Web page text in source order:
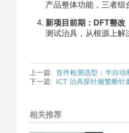
产品整体功能，三者组
新项目前期：DFT整改
测试治具，从根源上解
上一篇: 首件检测选型：半自动
下一篇: ICT 治具探针频繁断针
相关推荐